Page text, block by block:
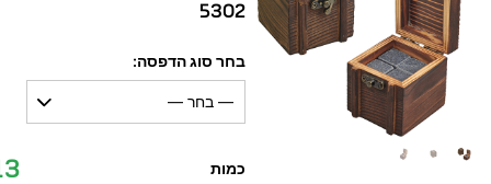
5302
בחר סוג הדפסה:
— בחר —